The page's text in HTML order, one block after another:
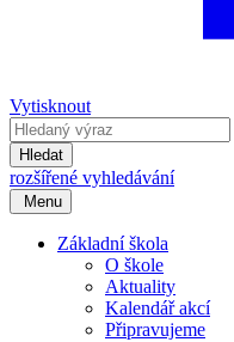
Vytisknout
Hledat
rozšířené vyhledávání
Menu
Základní škola
O škole
Aktuality
Kalendář akcí
Připravujeme